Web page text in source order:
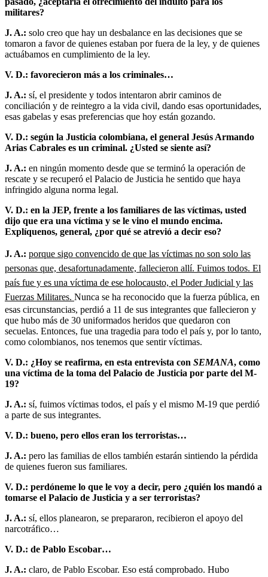
militares?
J. A.: solo creo que hay un desbalance en las decisiones que se
tomaron a favor de quienes estaban por fuera de la ley, y de quienes
actuábamos en cumplimiento de la ley.
V. D.: favorecieron más a los criminales…
J. A.: sí, el presidente y todos intentaron abrir caminos de
conciliación y de reintegro a la vida civil, dando esas oportunidades,
esas gabelas y esas preferencias que hoy están gozando.
V. D.: según la Justicia colombiana, el general Jesús Armando
Arias Cabrales es un criminal. ¿Usted se siente así?
J. A.: en ningún momento desde que se terminó la operación de
rescate y se recuperó el Palacio de Justicia he sentido que haya
infringido alguna norma legal.
V. D.: en la JEP, frente a los familiares de las víctimas, usted
dijo que era una víctima y se le vino el mundo encima.
Explíquenos, general, ¿por qué se atrevió a decir eso?
J. A.: porque sigo convencido de que las víctimas no son solo las
personas que, desafortunadamente, fallecieron allí. Fuimos todos. El
país fue y es una víctima de ese holocausto, el Poder Judicial y las
Fuerzas Militares. Nunca se ha reconocido que la fuerza pública, en
esas circunstancias, perdió a 11 de sus integrantes que fallecieron y
que hubo más de 30 uniformados heridos que quedaron con
secuelas. Entonces, fue una tragedia para todo el país y, por lo tanto,
como colombianos, nos tenemos que sentir víctimas.
V. D.: ¿Hoy se reafirma, en esta entrevista con SEMANA, como
una víctima de la toma del Palacio de Justicia por parte del M-
19?
J. A.: sí, fuimos víctimas todos, el país y el mismo M-19 que perdió
a parte de sus integrantes.
V. D.: bueno, pero ellos eran los terroristas…
J. A.: pero las familias de ellos también estarán sintiendo la pérdida
de quienes fueron sus familiares.
V. D.: perdóneme lo que le voy a decir, pero ¿quién los mandó a
tomarse el Palacio de Justicia y a ser terroristas?
J. A.: sí, ellos planearon, se prepararon, recibieron el apoyo del
narcotráfico…
V. D.: de Pablo Escobar…
J. A.: claro, de Pablo Escobar. Eso está comprobado. Hubo